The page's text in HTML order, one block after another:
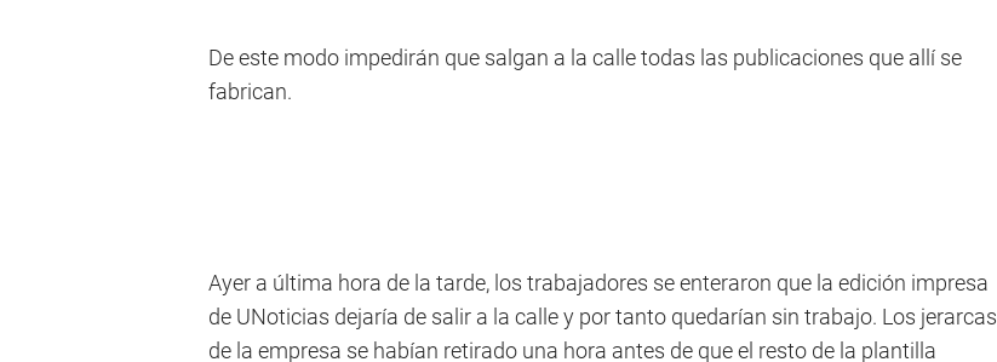
De este modo impedirán que salgan a la calle todas las publicaciones que allí se
fabrican.
Ayer a última hora de la tarde, los trabajadores se enteraron que la edición impresa
de UNoticias dejaría de salir a la calle y por tanto quedarían sin trabajo. Los jerarcas
de la empresa se habían retirado una hora antes de que el resto de la plantilla